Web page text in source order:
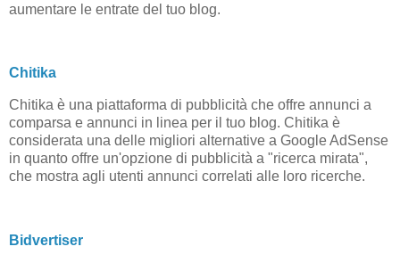
aumentare le entrate del tuo blog.
Chitika
Chitika è una piattaforma di pubblicità che offre annunci a
comparsa e annunci in linea per il tuo blog. Chitika è
considerata una delle migliori alternative a Google AdSense
in quanto offre un'opzione di pubblicità a "ricerca mirata",
che mostra agli utenti annunci correlati alle loro ricerche.
Bidvertiser